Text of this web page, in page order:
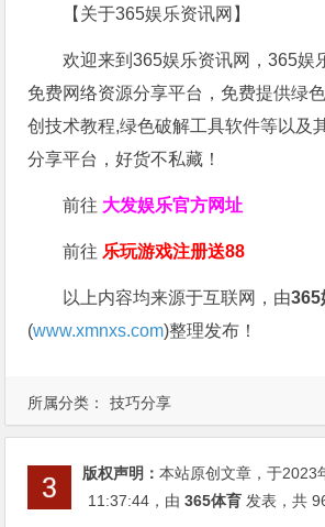
所属分类： 技巧分享
【关于365娱乐资讯网】
欢迎来到365娱乐资讯网，365娱
免费网络资源分享平台，免费提供绿
创技术教程,绿色破解工具软件等以及
分享平台，好货不私藏！
前往 大发娱乐官方网址
前往 乐玩游戏注册送88
以上内容均来源于互联网，由365
(www.xmnxs.com)整理发布！
版权声明：本站原创文章，于2023
11:37:44 ，由365体育 发表，共